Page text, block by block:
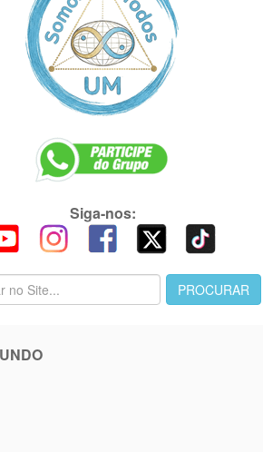
Siga-nos: